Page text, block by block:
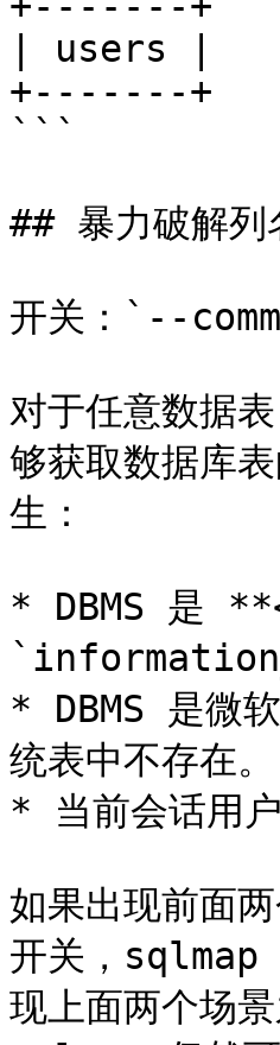
| users |
+-------+
```
## 暴力破解列
开关：`--
对于任意数据
够获取数据库
生：
* DBMS 是
* DBMS 是微
统表中不存在。
* 当前会话用
如果出现前面
开关，sqlmap
现上面两个场